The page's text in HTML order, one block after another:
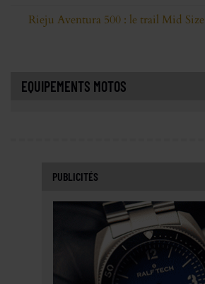
Rieju Aventura 500 : le trail Mid
EQUIPEMENTS MOTOS
PUBLICITÉS